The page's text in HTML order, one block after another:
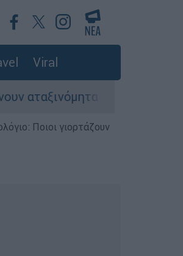
Viral
- Λύση αναζητά το
Ποιοι γιορτάζουν